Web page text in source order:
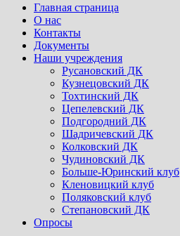
Главная страница
О нас
Контакты
Документы
Наши учреждения
Русановский ДК
Кузнецовский ДК
Тохтинский ДК
Цепелевский ДК
Подгородний ДК
Шадричевский ДК
Колковский ДК
Чудиновский ДК
Больше-Юринский клуб
Кленовицкий клуб
Поляковский клуб
Степановский ДК
Опросы